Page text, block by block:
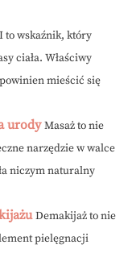
to wskaźnik, który
ciała. Właściwy
mieścić się
urody Masaż to nie
narzędzie w walce
niczym naturalny
Demakijaż to nie
pielęgnacji